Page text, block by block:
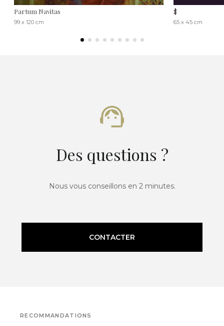
Partum Navitas
99 x 120 cm
$
65 x 45 cm
Des questions ?
Nous vous conseillons en 2 minutes.
CONTACTER
RECOMMANDATIONS